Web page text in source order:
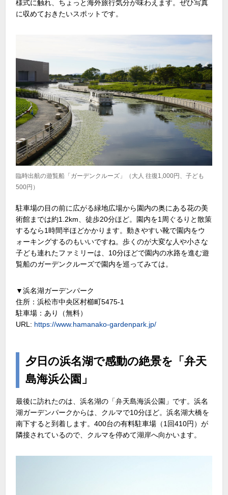
様式に触れ、ちょっと海外旅行気分が味わえます。ぜひ写真
に収めておきたいスポットです。
臨時出航の遊覧船「ガーデンクルーズ」（大人 往復1,000円、子ども
500円）
駐車場の目の前に広がる緑地広場から園内の奥にある花の美
術館までは約1.2km、徒歩20分ほど。園内を1周ぐるりと散策
するなら1時間半ほどかかります。動きやすい靴で園内をウ
ォーキングするのもいいですね。歩くのが大変な人や小さな
子ども連れたファミリーは、10分ほどで園内の水路を進む遊
覧船のガーデンクルーズで園内を巡ってみては。
▼浜名湖ガーデンパーク
住所：浜松市中央区村櫛町5475-1
駐車場：あり（無料）
URL: https://www.hamanako-gardenpark.jp/
夕日の浜名湖で感動の絶景を「弁天
島海浜公園」
最後に訪れたのは、浜名湖の「弁天島海浜公園」です。浜名
湖ガーデンパークからは、クルマで10分ほど。浜名湖大橋を
南下すると到着します。400台の有料駐車場（1回410円）が
隣接されているので、クルマを停めて湖岸へ向かいます。